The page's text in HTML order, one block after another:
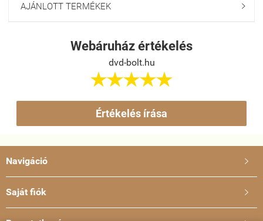
AJÁNLOTT TERMÉKEK 
Webáruház értékelés
dvd-bolt.hu

Értékelés írása
Navigáció 
Saját fiók 